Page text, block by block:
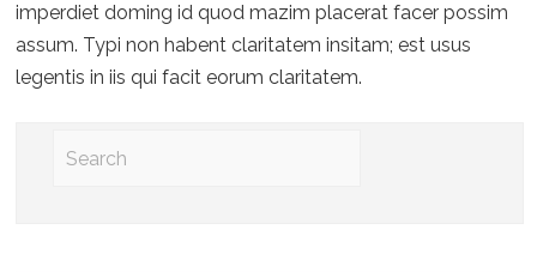
imperdiet doming id quod mazim placerat facer possim
assum. Typi non habent claritatem insitam; est usus
legentis in iis qui facit eorum claritatem.